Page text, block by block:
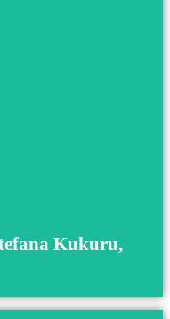
Kukuru,